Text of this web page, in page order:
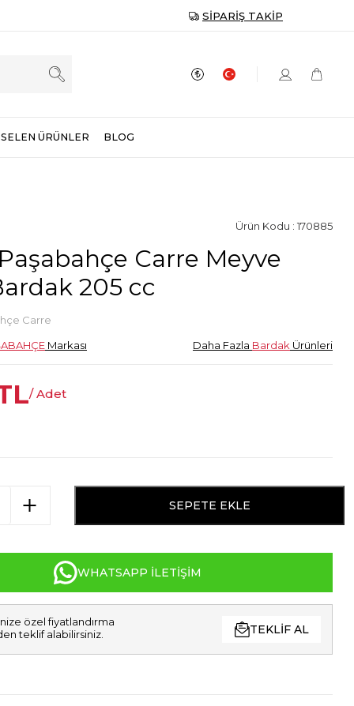
SIPARIŞ TAKIP
ÜRÜNLER BLOG
Ürün Kodu : 170885
Carre Meyve
205 cc
Carre
Markası Daha Fazla Bardak Ürünleri
/ Adet
SEPETE EKLE
WHATSAPP İLETIŞIM
özel fiyatlandırma
teklif alabilirsiniz.
TEKLIF AL